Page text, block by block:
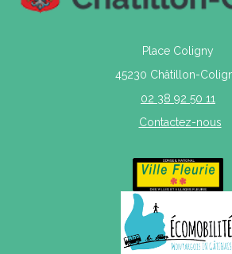
Place Coligny
45230 Châtillon-
02 38 92 50 11
Contactez-nous